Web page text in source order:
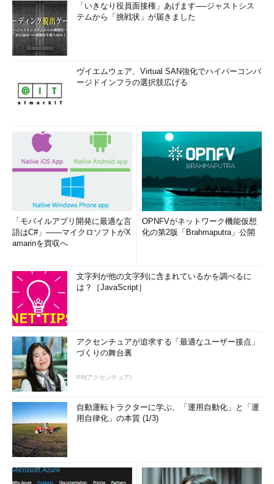
「いきなり役員面接権」あげます──ジャストシス
テムから「挑戦状」が届きました
ヴイエムウェア、Virtual SAN強化でハイパーコンバ
ージドインフラの選択肢広げる
「モバイルアプリ開発に最適な言
語はC#」――マイクロソフトがX
amarinを買収へ
OPNFVがネットワーク機能仮想
化の第2版「Brahmaputra」公開
文字列が他の文字列に含まれているかを調べるに
は？［JavaScript］
アクセンチュアが追求する「最適なユーザー接点」
づくりの舞台裏
PR(アクセンチュア)
自動運転トラクターに学ぶ、「運用自動化」と「運
用自律化」の本質 (1/3)